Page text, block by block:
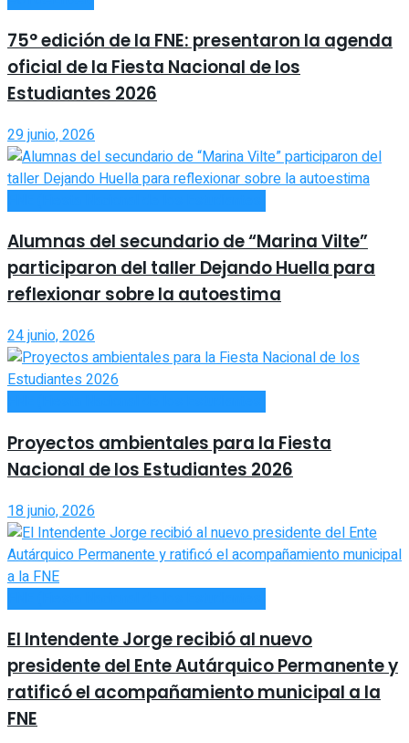
75° edición de la FNE: presentaron la agenda
oficial de la Fiesta Nacional de los
Estudiantes 2026
29 junio, 2026
Alumnas del secundario de “Marina Vilte”
participaron del taller Dejando Huella para
reflexionar sobre la autoestima
24 junio, 2026
Proyectos ambientales para la Fiesta
Nacional de los Estudiantes 2026
18 junio, 2026
El Intendente Jorge recibió al nuevo
presidente del Ente Autárquico Permanente y
ratificó el acompañamiento municipal a la
FNE